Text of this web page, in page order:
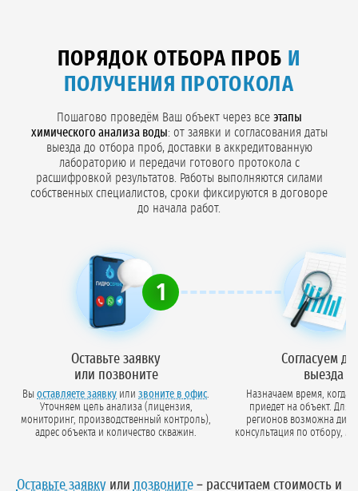
ПОРЯДОК ОТБОРА ПРОБ И
ПОЛУЧЕНИЯ ПРОТОКОЛА
Пошагово проведём Ваш объект через все этапы
химического анализа воды: от заявки и согласования даты
выезда до отбора проб, доставки в аккредитованную
лабораторию и передачи готового протокола с
расшифровкой результатов. Работы выполняются силами
собственных специалистов, сроки фиксируются в договоре
до начала работ.
1
Оставьте заявку
или позвоните
Вы оставляете заявку или звоните в офис.
Уточняем цель анализа (лицензия,
мониторинг, производственный контроль),
адрес объекта и количество скважин.
Согласуем
выезда
Назначаем время, когда
приедет на объект. Для
регионов возможна дистанционная
консультация по отбору,
Оставьте заявкуили позвоните– рассчитаем стоимость и